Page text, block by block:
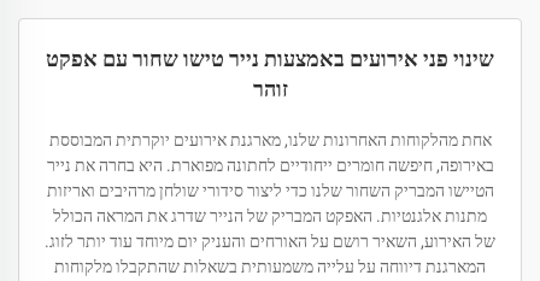
שינוי פני אירועים באמצעות נייר טישו שחור עם אפקט
זוהר
אחת מהלקוחות האחרונות שלנו, מארגנת אירועים יוקרתית המבוססת
באירופה, חיפשה חומרים ייחודיים לחתונה מפוארת. היא בחרה את נייר
הטיישו המבריק השחור שלנו כדי ליצור סידורי שולחן מרהיבים ואריזות
מתנות אלגנטיות. האפקט המבריק של הנייר שדרג את המראה הכולל
של האירוע, השאיר רושם על האורחים והעניק יום מיוחד עוד יותר לזוג.
המארגנת דיווחה על עלייה משמעותית בשאלות שהתקבלו מלקוחות